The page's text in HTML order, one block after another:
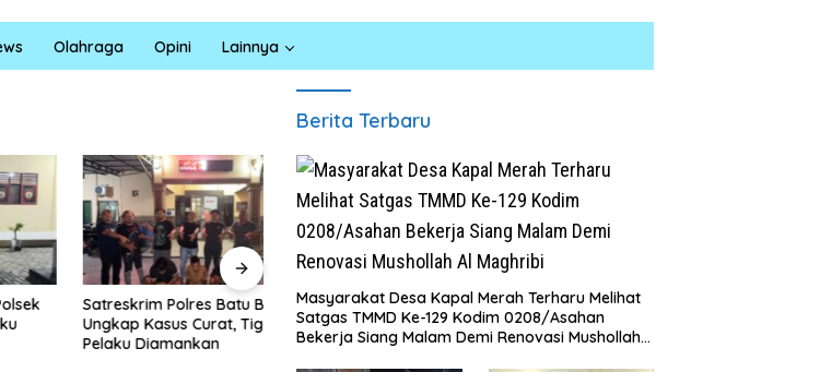
Olahraga Opini Lainnya
Satreskrim Polres Batu Bara
Ungkap Kasus Curat, Tiga
Pelaku Diamankan
Rumah Dibongkar Satgas
TMMD Ke-129 TA 2026 Kodim
0208/Asahan, Bapak Samsul
Polresta Deli Serdang Bongkar
Jaringan Peredaran Sabu di
Pagar Merbau, Dua Pengedar
Berita Terbaru
Masyarakat Desa Kapal Merah Terharu Melihat
Satgas TMMD Ke-129 Kodim 0208/Asahan
Bekerja Siang Malam Demi Renovasi Mushollah